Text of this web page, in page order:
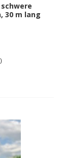
30 m lang